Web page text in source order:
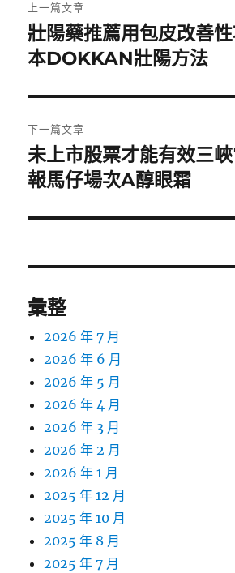
章
導
覽
上一篇文章
上
一
文
章:
壯陽藥推薦用包皮改善
本DOKKAN壯陽方法
下一篇文章
下
一
文
未上市股票才能有效三
報馬仔場次A醇眼霜
彙整
2026 年 7 月
2026 年 6 月
2026 年 5 月
2026 年 4 月
2026 年 3 月
2026 年 2 月
2026 年 1 月
2025 年 12 月
2025 年 10 月
2025 年 8 月
2025 年 7 月